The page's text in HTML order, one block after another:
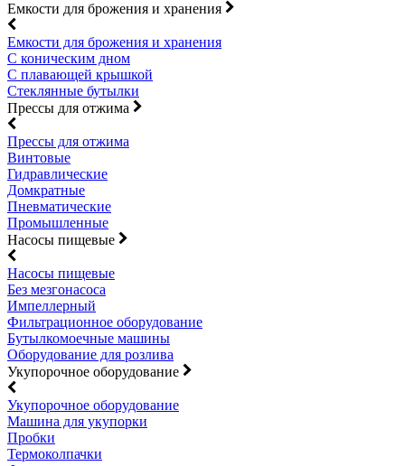
Емкости для брожения и хранения
Емкости для брожения и хранения
С коническим дном
С плавающей крышкой
Стеклянные бутылки
Прессы для отжима
Прессы для отжима
Винтовые
Гидравлические
Домкратные
Пневматические
Промышленные
Насосы пищевые
Насосы пищевые
Без мезгонасоса
Импеллерный
Фильтрационное оборудование
Бутылкомоечные машины
Оборудование для розлива
Укупорочное оборудование
Укупорочное оборудование
Машина для укупорки
Пробки
Термоколпачки